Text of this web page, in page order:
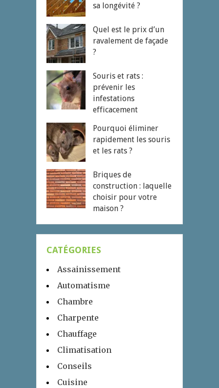
sa longévité ?
Quel est le prix d’un
ravalement de façade
?
Souris et rats :
prévenir les
infestations
efficacement
Pourquoi éliminer
rapidement les souris
et les rats ?
Briques de
construction : laquelle
choisir pour votre
maison ?
CATÉGORIES
Assainissement
Automatisme
Chambre
Charpente
Chauffage
Climatisation
Conseils
Cuisine